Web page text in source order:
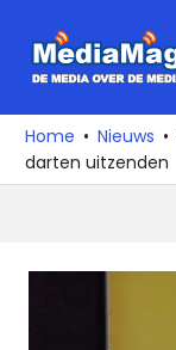
naar
media
over
de
Home Nieuws
darten uitzenden